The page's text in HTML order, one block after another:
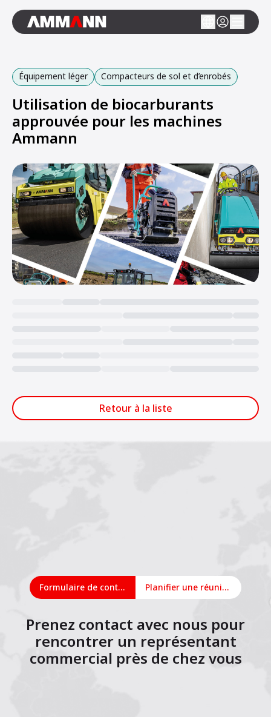
Équipement léger Compacteurs de sol et d’enrobés
Utilisation de biocarburants
approuvée pour les machines
Ammann
Retour à la liste
Formulaire de contact Planifier une réunion en ligne
Prenez contact avec nous pour
rencontrer un représentant
commercial près de chez vous